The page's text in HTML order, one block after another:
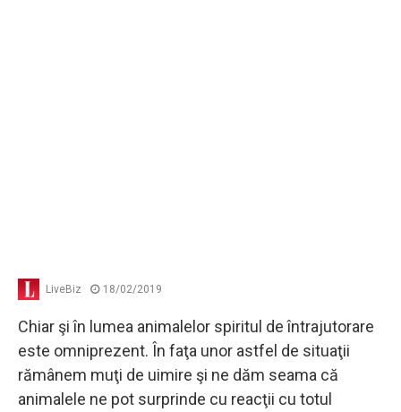
LiveBiz 18/02/2019
Chiar şi în lumea animalelor spiritul de întrajutorare
este omniprezent. În faţa unor astfel de situaţii
rămânem muţi de uimire şi ne dăm seama că
animalele ne pot surprinde cu reacţii cu totul